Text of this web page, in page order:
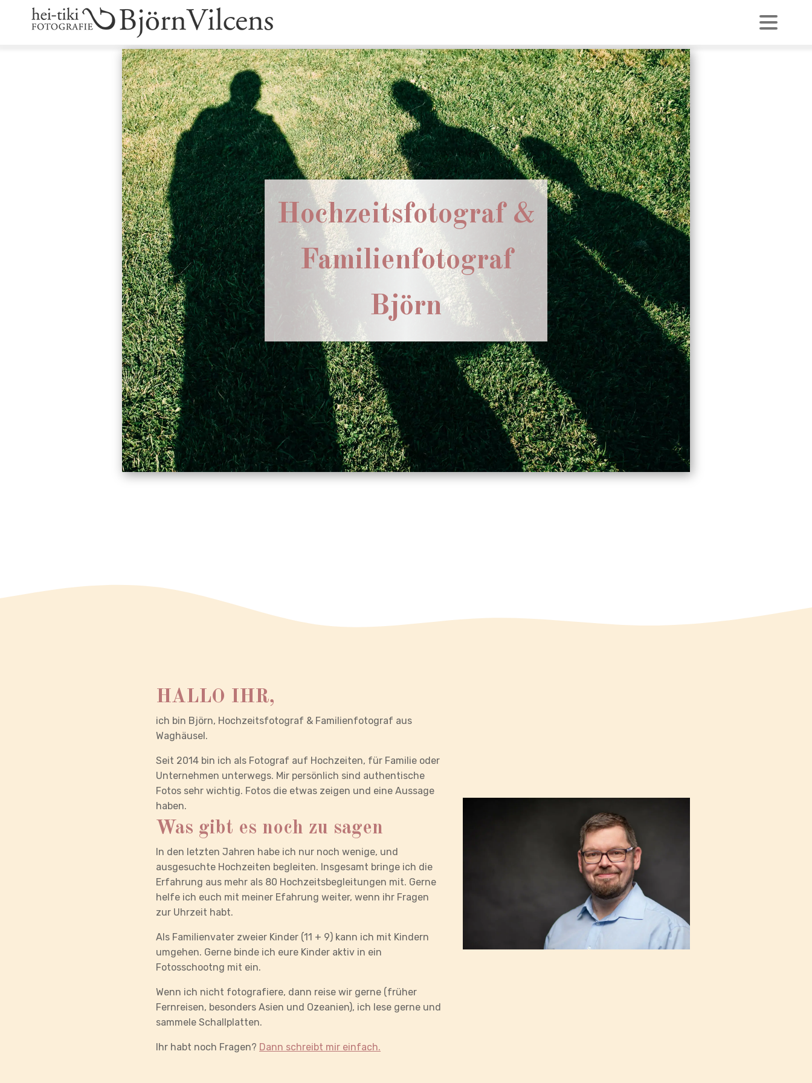
Hochzeitsfotograf &
Familienfotograf
Björn
HALLO IHR,
ich bin Björn, Hochzeitsfotograf & Familienfotograf aus
Waghäusel.
Seit 2014 bin ich als Fotograf auf Hochzeiten, für Familie oder
Unternehmen unterwegs. Mir persönlich sind authentische
Fotos sehr wichtig. Fotos die etwas zeigen und eine Aussage
haben.
Was gibt es noch zu sagen
In den letzten Jahren habe ich nur noch wenige, und
ausgesuchte Hochzeiten begleiten. Insgesamt bringe ich die
Erfahrung aus mehr als 80 Hochzeitsbegleitungen mit. Gerne
helfe ich euch mit meiner Efahrung weiter, wenn ihr Fragen
zur Uhrzeit habt.
Als Familienvater zweier Kinder (11 + 9) kann ich mit Kindern
umgehen. Gerne binde ich eure Kinder aktiv in ein
Fotosschootng mit ein.
Wenn ich nicht fotografiere, dann reise wir gerne (früher
Fernreisen, besonders Asien und Ozeanien), ich lese gerne und
sammele Schallplatten.
Ihr habt noch Fragen? Dann schreibt mir einfach.